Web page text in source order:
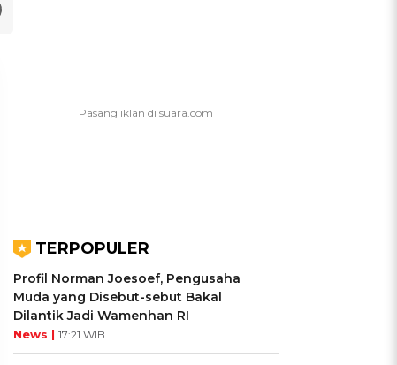
KUIS: Sepatu Mana yang
Cocok dengan
Kepribadianmu?
KUIS: Seberapa Kenal
TERPOPULER
Profil Norman Joesoef, Pengusaha
Muda yang Disebut-sebut Bakal
Dilantik Jadi Wamenhan RI
News | 17:21 WIB